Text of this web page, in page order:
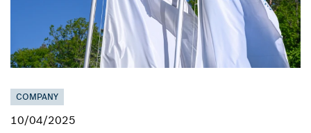
COMPANY
10/04/2025